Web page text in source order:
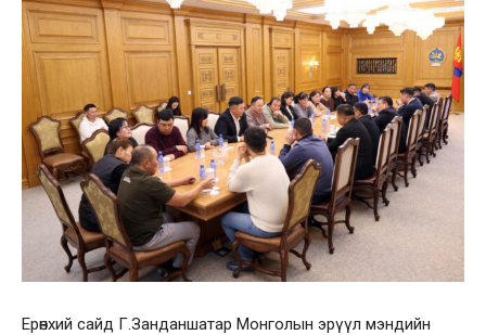
Ерөнхий сайд Г.Занданшатар Монголын эрүүл мэндийн